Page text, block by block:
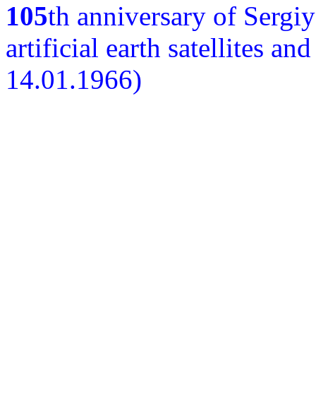
105th anniversary of
artificial earth satellites
14.01.1966)